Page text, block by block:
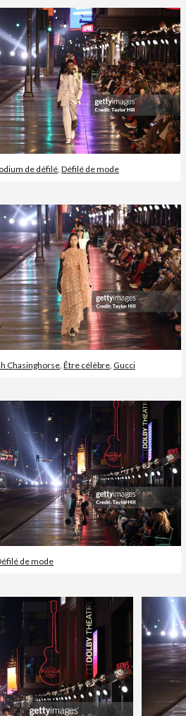
de défilé ,Défilé de mode
Chasinghorse Être célèbre Gucci
de mode